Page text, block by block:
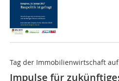
Tag der Immobilienwirtschaft
Impulse für